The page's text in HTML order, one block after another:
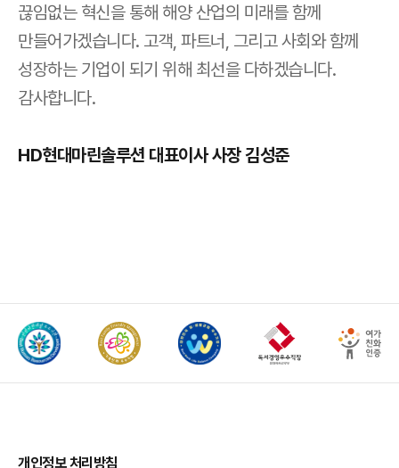
끊임없는 혁신을 통해 해양 산업의 미래를 함께
만들어가겠습니다. 고객, 파트너, 그리고 사회와 함께
성장하는 기업이 되기 위해 최선을 다하겠습니다.
감사합니다.
HD현대마린솔루션 대표이사 사장 김성준
개인정보 처리방침